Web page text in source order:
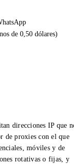
de 0,50 dólares)
direcciones IP que
de proxies con el que
móviles y de
rotativas o fijas, y